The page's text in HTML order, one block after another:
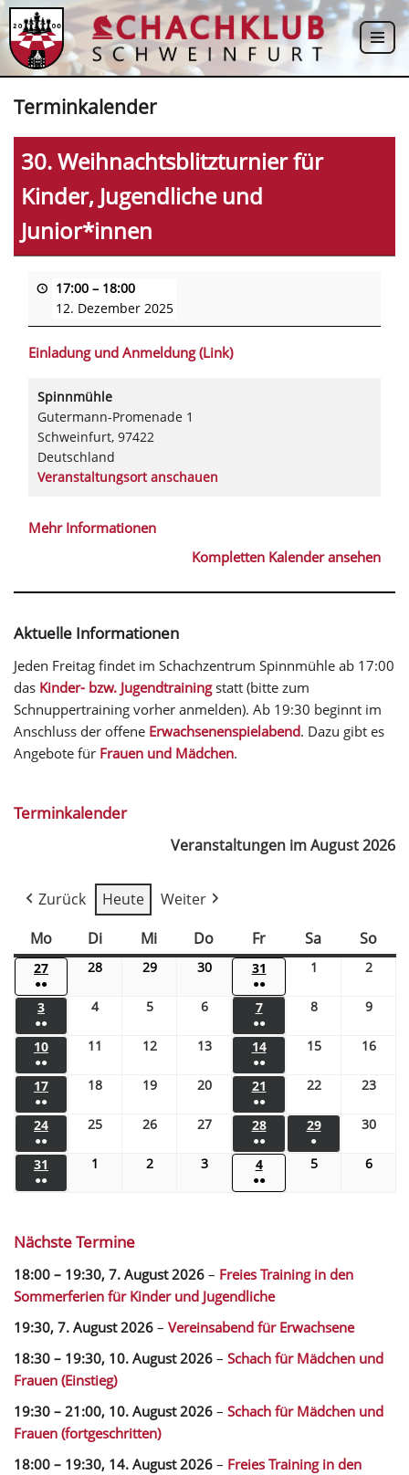
Zum
Inhalt
Terminkalender
30. Weihnachtsblitzturnier für
Kinder, Jugendliche und
Junior*innen
17:00 – 18:00
12. Dezember 2025
Einladung und Anmeldung (Link)
Spinnmühle
Gutermann-Promenade 1
Schweinfurt, 97422
Deutschland
Veranstaltungsort anschauen
Mehr Informationen
Kompletten Kalender ansehen
Aktuelle Informationen
Jeden Freitag findet im Schachzentrum Spinnmühle ab 17:00
das Kinder- bzw. Jugendtrainingstatt (bitte zum
Schnuppertraining vorher anmelden). Ab 19:30 beginnt im
Anschluss der offene Erwachsenenspielabend. Dazu gibt es
Angebote für Frauen und Mädchen.
Terminkalender
Veranstaltungen im August 2026
Zurück Heute
Weiter
Mo
Di Mi Do Fr Sa So
27
●●
28 29 30 31
●●
1 2
3
●●
4 5 6 7
●●
8 9
10
●●
11 12 13 14
●●
15 16
17
●●
18 19 20 21
●●
22 23
24
●●
25 26 27 28
●●
29
●
30
31
●●
1 2 3 4
●●
5 6
Nächste Termine
18:00 – 19:30, 7. August 2026 – Freies Training in den
Sommerferien für Kinder und Jugendliche
19:30, 7. August 2026 – Vereinsabend für Erwachsene
18:30 – 19:30, 10. August 2026 – Schach für Mädchen und
Frauen (Einstieg)
19:30 – 21:00, 10. August 2026 – Schach für Mädchen und
Frauen (fortgeschritten)
18:00 – 19:30, 14. August 2026 – Freies Training in den